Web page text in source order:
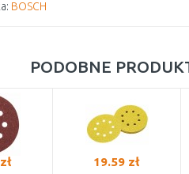
BOSCH
PODOBNE
19.59 zł